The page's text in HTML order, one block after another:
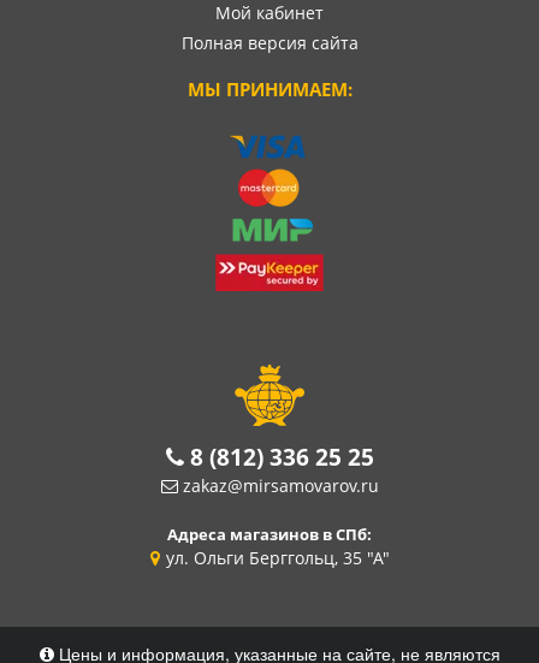
Мой кабинет
Полная версия сайта
МЫ ПРИНИМАЕМ:
8 (812) 336 25 25
zakaz@mirsamovarov.ru
Адреса магазинов в СПб:
ул. Ольги Берггольц, 35 "А"
Цены и информация, указанные на сайте, не являются